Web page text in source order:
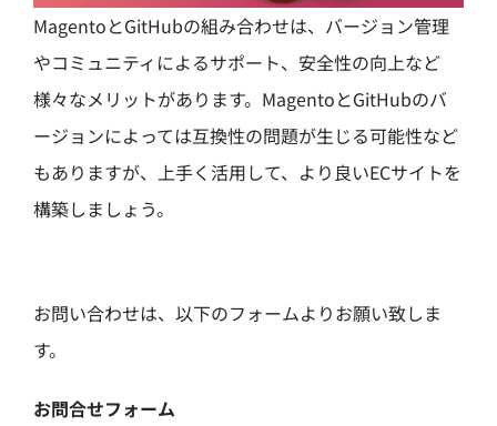
MagentoとGitHubの組み合わせは、バージョン管理
やコミュニティによるサポート、安全性の向上など
様々なメリットがあります。MagentoとGitHubのバ
ージョンによっては互換性の問題が生じる可能性など
もありますが、上手く活用して、より良いECサイトを
構築しましょう。
お問い合わせは、以下のフォームよりお願い致しま
す。
お問合せフォーム